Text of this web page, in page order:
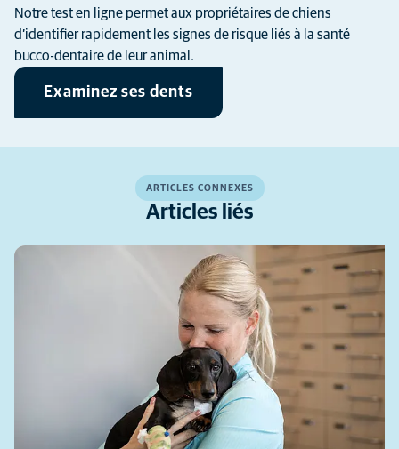
Notre test en ligne permet aux propriétaires de chiens
d’identifier rapidement les signes de risque liés à la santé
bucco-dentaire de leur animal.
Examinez ses dents
ARTICLES CONNEXES
Articles liés